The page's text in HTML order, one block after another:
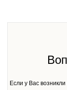
Если у Вас